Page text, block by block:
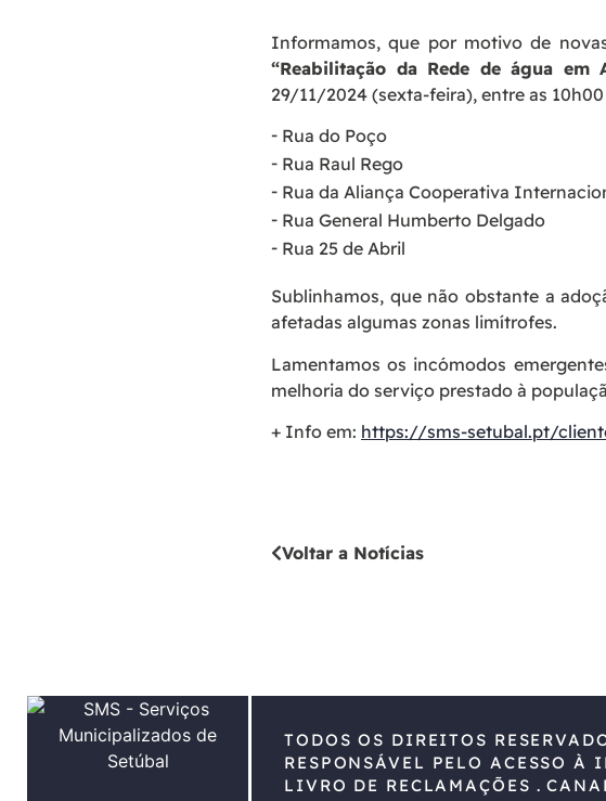
Informamos, que por motivo de
“Reabilitação da Rede de água em
29/11/2024 (sexta-feira), entre as
Rua do Poço
Rua Raul Rego
Rua da Aliança Cooperativa
Rua General Humberto Delgado
Rua 25 de Abril
Sublinhamos, que não obstante a
afetadas algumas zonas limítrofes.
Lamentamos os incómodos
melhoria do serviço prestado à
+ Info em: https://sms-setubal.pt/
Voltar a Notícias
TODOS OS DIREITOS
RESPONSÁVEL PELO ACESSO À
LIVRO DE RECLAMAÇÕES